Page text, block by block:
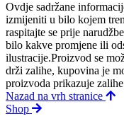
Ovdje sadržane
izmijeniti u bilo kojem
raspitajte se prije
bilo kakve promjene ili
ilustracije.Proizvod se
drži zalihe, kupovina je
proizvoda prikazuje
Nazad na vrh stranice
Shop